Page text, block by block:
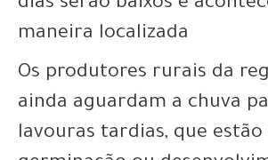
dias serão baixos e
maneira localizada
Os produtores rurais da
ainda aguardam a chuva
lavouras tardias, que estão